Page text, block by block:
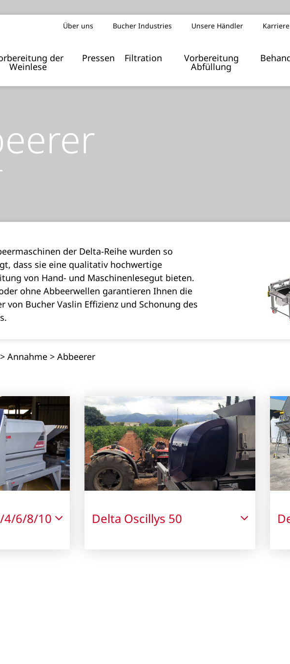
Über uns Bucher Industries Unsere Händler Karriere
der
Weinlese
Pressen Filtration Vorbereitung
Abfüllung
der Delta-Reihe wurden so
dass sie eine qualitativ hochwertige
von Hand- und Maschinenlesegut bieten.
ohne Abbeerwellen garantieren Ihnen die
von Bucher Vaslin Effizienz und Schonung des
>Annahme >Abbeerer
4/6/8/10 Delta Oscillys 50